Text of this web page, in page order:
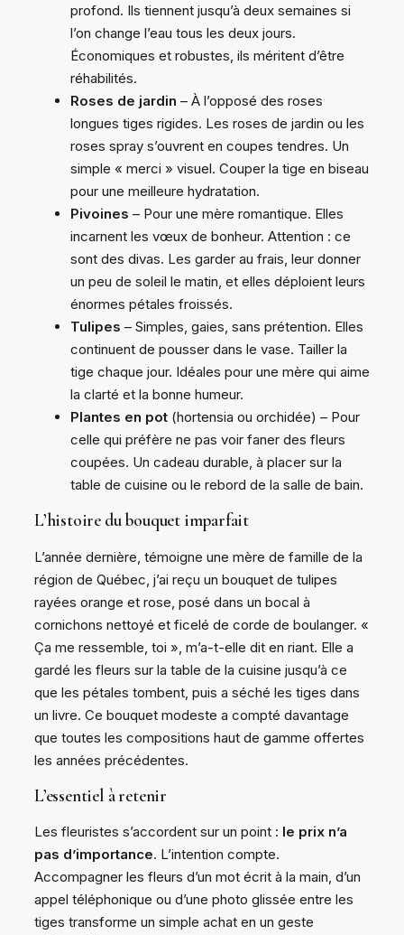
profond. Ils tiennent jusqu’à deux semaines si
l’on change l’eau tous les deux jours.
Économiques et robustes, ils méritent d’être
réhabilités.
Roses de jardin – À l’opposé des roses
longues tiges rigides. Les roses de jardin ou les
roses spray s’ouvrent en coupes tendres. Un
simple « merci » visuel. Couper la tige en biseau
pour une meilleure hydratation.
Pivoines – Pour une mère romantique. Elles
incarnent les vœux de bonheur. Attention : ce
sont des divas. Les garder au frais, leur donner
un peu de soleil le matin, et elles déploient leurs
énormes pétales froissés.
Tulipes – Simples, gaies, sans prétention. Elles
continuent de pousser dans le vase. Tailler la
tige chaque jour. Idéales pour une mère qui aime
la clarté et la bonne humeur.
Plantes en pot (hortensia ou orchidée) – Pour
celle qui préfère ne pas voir faner des fleurs
coupées. Un cadeau durable, à placer sur la
table de cuisine ou le rebord de la salle de bain.
L’histoire du bouquet imparfait
L’année dernière, témoigne une mère de famille de la
région de Québec, j’ai reçu un bouquet de tulipes
rayées orange et rose, posé dans un bocal à
cornichons nettoyé et ficelé de corde de boulanger. «
Ça me ressemble, toi », m’a-t-elle dit en riant. Elle a
gardé les fleurs sur la table de la cuisine jusqu’à ce
que les pétales tombent, puis a séché les tiges dans
un livre. Ce bouquet modeste a compté davantage
que toutes les compositions haut de gamme offertes
les années précédentes.
L’essentiel à retenir
Les fleuristes s’accordent sur un point : le prix n’a
pas d’importance. L’intention compte.
Accompagner les fleurs d’un mot écrit à la main, d’un
appel téléphonique ou d’une photo glissée entre les
tiges transforme un simple achat en un geste